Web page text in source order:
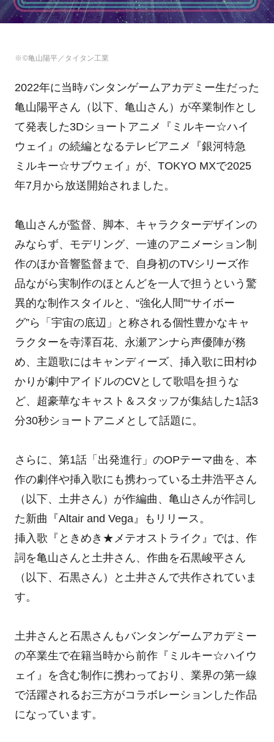
©亀山陽平／タイタン工業
2022年に当時バンタンゲームアカデミー生だった
亀山陽平さん（以下、亀山さん）が卒業制作とし
て発表した3Dショートアニメ『ミルキー☆ハイ
ウェイ』の続編となるテレビアニメ『銀河特急
ミルキー☆サブウェイ』が、TOKYO MXで2025
年7月から放送開始されました。
亀山さんが監督、脚本、キャラクターデザインの
みならず、モデリング、一連のアニメーション制
作のほか音響監督まで、自身初のTVシリーズ作
品ながら実制作のほとんどを一人で担うという驚
異的な制作スタイルと、“強化人間”“サイボー
グ”ら「宇宙の底辺」と称される個性豊かなキャ
ラクターを寺澤百花、永瀬アンナら声優陣が務
め、主題歌にはキャンディーズ、挿入歌に田村ゆ
かりが劇中アイドルのCVとして歌唱を担うな
ど、超豪華なキャスト＆スタッフが集結した1話3
分30秒ショートアニメとして話題に。
さらに、第1話「出発進行」のOPテーマ曲を、本
作の劇伴や挿入歌にも携わっている土井浩平さん
（以下、土井さん）が作編曲、亀山さんが作詞し
た新曲『Altair and Vega』もリリース。
挿入歌『ときめき★メテオストライク』では、作
詞を亀山さんと土井さん、作曲を石黒峻平さん
（以下、石黒さん）と土井さんで共作されていま
す。
土井さんと石黒さんもバンタンゲームアカデミー
の卒業生で在籍当時から前作『ミルキー☆ハイウ
ェイ』を含む制作に携わっており、業界の第一線
で活躍されるお三方がコラボレーションした作品
になっています。